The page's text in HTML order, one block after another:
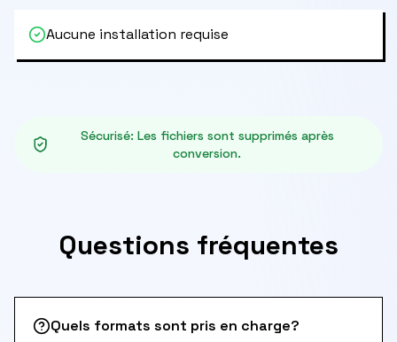
Aucune installation requise
Sécurisé: Les fichiers sont supprimés après
conversion.
Questions fréquentes
Quels formats sont pris en charge?